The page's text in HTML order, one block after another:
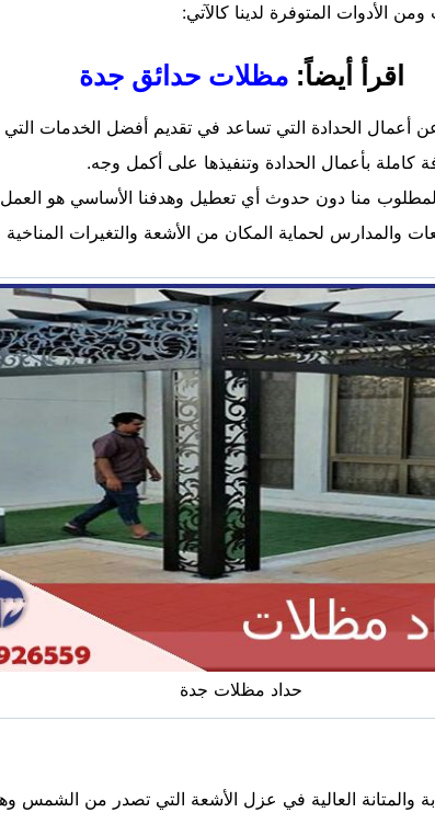
الأدوات المتوفرة لدينا كالآتي:
اقرأ أيضاً:مظلات حدائق جدة
أعمال الحدادة التي تساعد في تقديم أفضل الخدمات
كاملة بأعمال الحدادة وتنفيذها على أكمل وجه.
منا دون حدوث أي تعطيل وهدفنا الأساسي هو
والمدارس لحماية المكان من الأشعة والتغيرات المناخية
حداد مظلات جدة
والمتانة العالية في عزل الأشعة التي تصدر من الشمس